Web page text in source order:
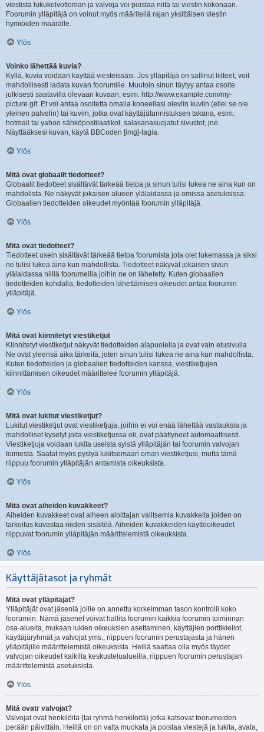
viestistä lukukelvottoman ja valvoja voi poistaa niitä tai viestin kokonaan.
Foorumin ylläpitäjä on voinut myös määritellä rajan yksittäisen viestin
hymiöiden määrälle.
Ylös
Voinko lähettää kuvia?
Kyllä, kuvia voidaan käyttää viesteissäsi. Jos ylläpitäjä on sallinut liitteet, voit
mahdollisesti ladata kuvan foorumille. Muutoin sinun täytyy antaa osoite
julkisesti saatavilla olevaan kuvaan, esim. http://www.example.com/my-
picture.gif. Et voi antaa osoitetta omalla koneellasi oleviin kuviin (ellei se ole
yleinen palvelin) tai kuviin, jotka ovat käyttäjätunnistuksen takana, esim.
hotmail tai yahoo sähköpostilaatikot, salasanasuojatut sivustot, jne.
Näyttääksesi kuvan, käytä BBCoden [img]-tagia.
Ylös
Mitä ovat globaalit tiedotteet?
Globaalit tiedotteet sisältävät tärkeää tietoa ja sinun tulisi lukea ne aina kun on
mahdolista. Ne näkyvät jokaisen alueen ylälaidassa ja omissa asetuksissa.
Globaalien tiedotteiden oikeudet myöntää foorumin ylläpitäjä.
Ylös
Mitä ovat tiedotteet?
Tiedotteet usein sisältävät tärkeää tietoa foorumista jota olet lukemassa ja siksi
ne tulisi lukea aina kun mahdollista. Tiedotteet näkyvät jokaisen sivun
ylälaidassa niillä foorumeilla joihin ne on lähetetty. Kuten globaalien
tiedotteiden kohdalla, tiedotteiden lähettämisen oikeudet antaa foorumin
ylläpitäjä.
Ylös
Mitä ovat kiinnitetyt viestiketjut
Kiinnitetyt viestiketjut näkyvät tiedotteiden alapuolella ja ovat vain etusivulla.
Ne ovat yleensä aika tärkeitä, joten sinun tulisi lukea ne aina kun mahdollista.
Kuten tiedotteiden ja globaalien tiedotteiden kanssa, viestiketjujen
kiinnittämisen oikeudet määrittelee foorumin ylläpitäjä.
Ylös
Mitä ovat lukitut viestiketjut?
Lukitut viestiketjut ovat viestiketjuja, joihin ei voi enää lähettää vastauksia ja
mahdolliset kyselyt joita viestiketjussa oli, ovat päättyneet automaattisesti.
Viestiketjuja voidaan lukita useista syistä ylläpitäjän tai foorumin valvojan
toimesta. Saatat myös pystyä lukitsemaan oman viestiketjusi, mutta tämä
riippuu foorumin ylläpitäjän antamista oikeuksista.
Ylös
Mitä ovat aiheiden kuvakkeet?
Aiheiden kuvakkeet ovat aiheen aloittajan valitsemia kuvakkeita joiden on
tarkoitus kuvastaa niiden sisältöä. Aiheiden kuvakkeiden käyttöoikeudet
riippuvat foorumin ylläpitäjän määrittelemistä oikeuksista.
Ylös
Käyttäjätasot ja ryhmät
Mitä ovat ylläpitäjät?
Ylläpitäjät ovat jäseniä joille on annettu korkeimman tason kontrolli koko
foorumiin. Nämä jäsenet voivat hallita foorumin kaikkia foorumin toiminnan
osa-alueita, mukaan lukien oikeuksien asettaminen, käyttäjien porttikiellot,
käyttäjäryhmät ja valvojat yms., riippuen foorumin perustajasta ja hänen
ylläpitäjille määrittelemistä oikeuksista. Heillä saattaa olla myös täydet
valvojan oikeudet kaikilla keskustelualueilla, riippuen foorumin perustajan
määrittelemistä asetuksista.
Ylös
Mitä ovatr valvojat?
Valvojat ovat henkilöitä (tai ryhmä henkilöitä) jotka katsovat foorumeiden
perään päivittäin. Heillä on on valta muokata ja poistaa viestejä ja lukita, avata,